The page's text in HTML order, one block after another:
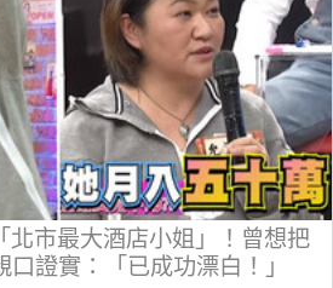
北市最大酒店小姐」！曾想把
證實：「已成功漂白！」